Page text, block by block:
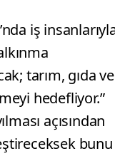
iş
tarım, gıda ve
hedefliyor.”
açısından
bunu